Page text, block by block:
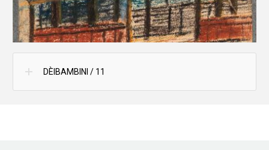
DÈIBAMBINI / 11